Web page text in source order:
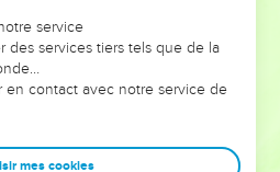
voit moins les doutes, les erreurs
ont traversés, alors même que ce
les ont façonnés.
entrepreneurs, et responsables
de sagesse afin que leurs erreurs
service
des services tiers tels que de la
en contact avec notre service de
mes cookies